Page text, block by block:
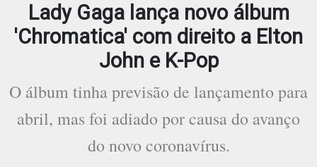
Lady Gaga lança novo álbum
'Chromatica' com direito a Elton
John e K-Pop
O álbum tinha previsão de lançamento para
abril, mas foi adiado por causa do avanço
do novo coronavírus.